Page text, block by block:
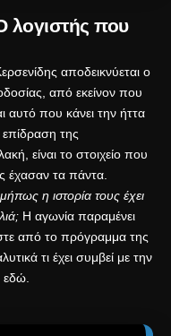
λογιστής που
αποδεικνύεται ο
, από εκείνον που
αυτό που κάνει την ήττα
της
είναι το στοιχείο που
έχασαν τα πάντα.
η ιστορία τους έχει
Η αγωνία παραμένει
από το πρόγραμμα της
τι έχει συμβεί με την
εδώ.